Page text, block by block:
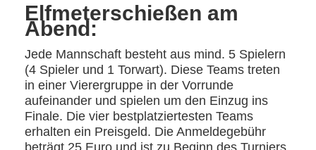
Elfmeterschießen am
Abend:
Jede Mannschaft besteht aus mind. 5 Spielern
(4 Spieler und 1 Torwart). Diese Teams treten
in einer Vierergruppe in der Vorrunde
aufeinander und spielen um den Einzug ins
Finale. Die vier bestplatziertesten Teams
erhalten ein Preisgeld. Die Anmeldegebühr